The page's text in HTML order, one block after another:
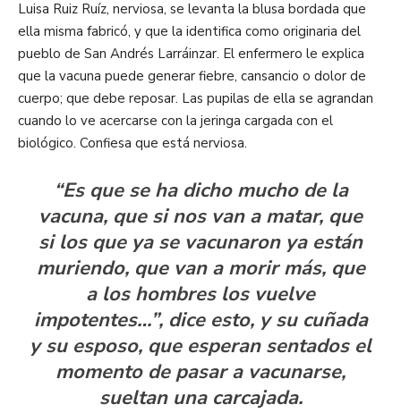
Luisa Ruiz Ruíz, nerviosa, se levanta la blusa bordada que
ella misma fabricó, y que la identifica como originaria del
pueblo de San Andrés Larráinzar. El enfermero le explica
que la vacuna puede generar fiebre, cansancio o dolor de
cuerpo; que debe reposar. Las pupilas de ella se agrandan
cuando lo ve acercarse con la jeringa cargada con el
biológico. Confiesa que está nerviosa.
“Es que se ha dicho mucho de la
vacuna, que si nos van a matar, que
si los que ya se vacunaron ya están
muriendo, que van a morir más, que
a los hombres los vuelve
impotentes…”, dice esto, y su cuñada
y su esposo, que esperan sentados el
momento de pasar a vacunarse,
sueltan una carcajada.